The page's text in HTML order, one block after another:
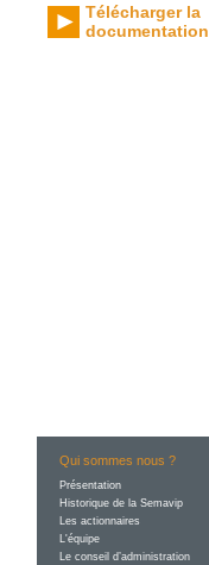
Télécharger la
documentation
Qui sommes nous ?
Présentation
Historique de la Semavip
Les actionnaires
L'équipe
Le conseil d’administration